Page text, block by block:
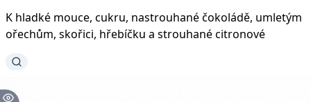
K hladké mouce, cukru, nastrouhané čokoládě, umletým
ořechům, skořici, hřebíčku a strouhané citronové